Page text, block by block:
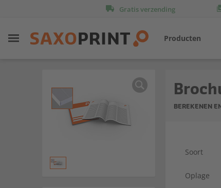
Gratis verzending
Producten
BEREKENEN
Soort
Oplage